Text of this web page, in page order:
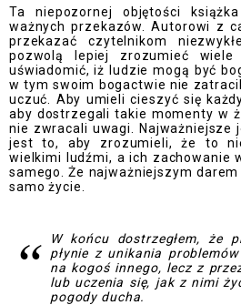
Ta niepozornej objętości
ważnych przekazów. Autorowi z
przekazać czytelnikom
pozwolą lepiej zrozumieć wiele
uświadomić, iż ludzie mogą być
w tym swoim bogactwie nie
uczuć. Aby umieli cieszyć się
aby dostrzegali takie momenty w
nie zwracali uwagi. Najważniejsze
jest to, aby zrozumieli, że to
wielkimi ludźmi, a ich zachowanie
samego. Że najważniejszym
samo życie.
W końcu dostrzegłem, że
płynie z unikania
na kogoś innego, lecz z
lub uczenia się, jak z nimi
pogody ducha.